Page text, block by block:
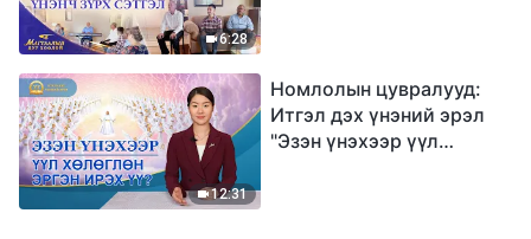
6:28
12:31
Номлолын цувралууд:
Итгэл дэх үнэний эрэл
"Эзэн үнэхээр үүл